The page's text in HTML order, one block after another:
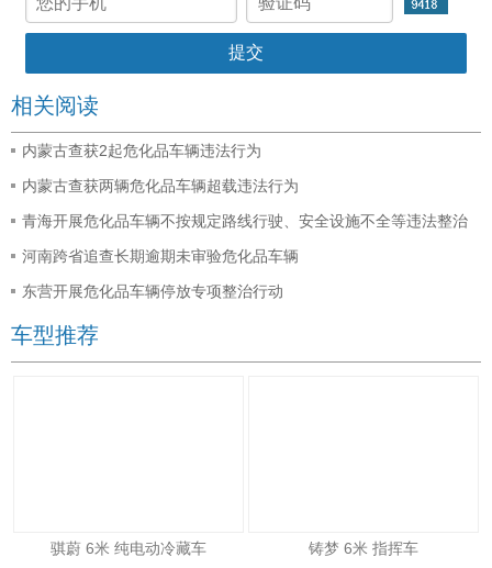
相关阅读
内蒙古查获2起危化品车辆违法行为
内蒙古查获两辆危化品车辆超载违法行为
青海开展危化品车辆不按规定路线行驶、安全设施不全等违法整治
河南跨省追查长期逾期未审验危化品车辆
东营开展危化品车辆停放专项整治行动
车型推荐
骐蔚 6米 纯电动冷藏车
铸梦 6米 指挥车